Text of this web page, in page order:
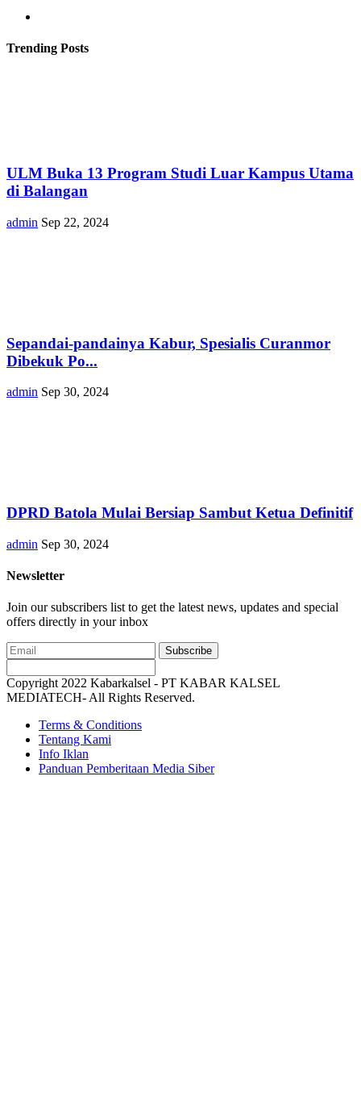
Trending Posts
ULM Buka 13 Program Studi Luar Kampus Utama
di Balangan
admin Sep 22, 2024
Sepandai-pandainya Kabur, Spesialis Curanmor
Dibekuk Po...
admin Sep 30, 2024
DPRD Batola Mulai Bersiap Sambut Ketua Definitif
admin Sep 30, 2024
Newsletter
Join our subscribers list to get the latest news, updates and special
offers directly in your inbox
Subscribe
Copyright 2022 Kabarkalsel - PT KABAR KALSEL
MEDIATECH- All Rights Reserved.
Terms & Conditions
Tentang Kami
Info Iklan
Panduan Pemberitaan Media Siber